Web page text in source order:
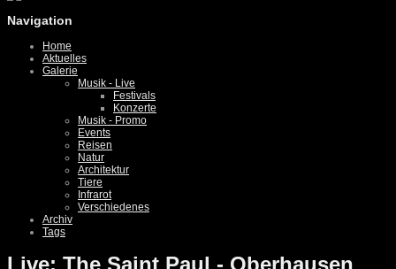
Navigation
Home
Aktuelles
Galerie
Musik - Live
Festivals
Konzerte
Musik - Promo
Events
Reisen
Natur
Architektur
Tiere
Infrarot
Verschiedenes
Archiv
Tags